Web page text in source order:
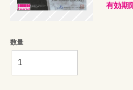
有効期
数量